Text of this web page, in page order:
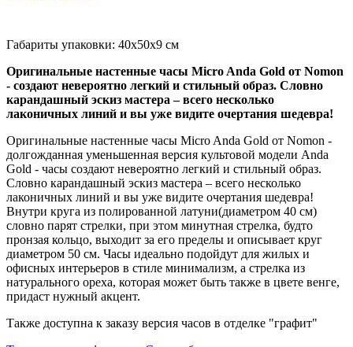
Габариты упаковки: 40x50x9 см
Оригинальные настенные часы Micro Anda Gold от Nomon
- создают невероятно легкий и стильный образ. Словно
карандашный эскиз мастера – всего несколько
лаконичных линий и вы уже видите очертания шедевра!
Оригинальные настенные часы Micro Anda Gold от Nomon -
долгожданная уменьшенная версия культовой модели Anda
Gold - часы создают невероятно легкий и стильный образ.
Словно карандашный эскиз мастера – всего несколько
лаконичных линий и вы уже видите очертания шедевра!
Внутри круга из полированной латуни(диаметром 40 см)
словно парят стрелки, при этом минутная стрелка, будто
пронзая кольцо, выходит за его пределы и описывает круг
диаметром 50 см. Часы идеально подойдут для жилых и
офисных интерьеров в стиле минимализм, а стрелка из
натурального ореха, которая может быть также в цвете венге,
придаст нужный акцент.
Также доступна к заказу версия часов в отделке "графит"